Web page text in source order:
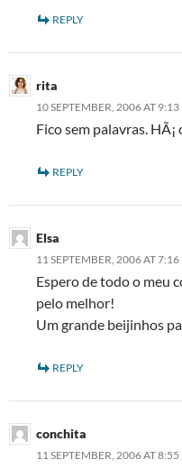
REPLY
rita
10 SEPTEMBER, 2006 AT 9:13
Fico sem palavras.
REPLY
Elsa
11 SEPTEMBER, 2006 AT 7:16
Espero de todo o meu
pelo melhor!
Um grande beijinhos
REPLY
conchita
11 SEPTEMBER, 2006 AT 8:55